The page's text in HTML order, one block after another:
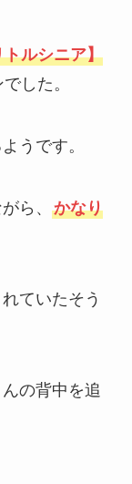
トルシニア】
した。
うです。
ら、 かなり
ていたそう
の背中を追